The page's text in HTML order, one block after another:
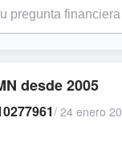
desde 2005
/ 24 enero